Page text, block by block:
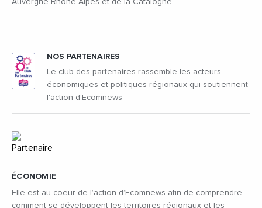
Auvergne Rhône Alpes et de la Catalogne
ÉCONOMIE
Elle est au coeur de l’action d’Ecomnews afin de comprendre
comment se développent les territoires régionaux et les
NOS PARTENAIRES
Le club des partenaires rassemble les acteurs
économiques et politiques régionaux qui soutiennent
l'action d'Ecomnews